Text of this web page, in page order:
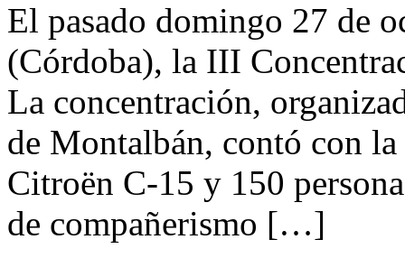
El pasado domingo 27 de
(Córdoba), la III
La concentración,
de Montalbán, contó con
Citroën C-15 y 150
de compañerismo […]